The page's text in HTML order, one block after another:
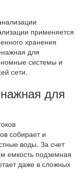
применяется
хранения
для
системы и
сети.
для
собирает и
воды. За счет
емкость подземная
даже в сложных